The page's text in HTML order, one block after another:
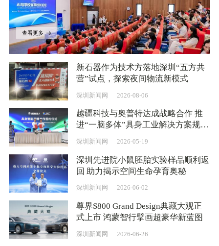
查看更多
新石器作为技术方落地深圳“五方共
营”试点，探索夜间物流新模式
深圳新闻网 2026-08-06
越疆科技与奥普特达成战略合作 推
进“一脑多体”具身工业解决方案规模
化应用
深圳新闻网 2026-05-19
深圳先进院小鼠胚胎实验样品顺利返
回 助力揭示空间生命孕育奥秘
深圳新闻网 2026-06-02
尊界S800 Grand Design典藏大观正
式上市 鸿蒙智行擘画超豪华新蓝图
深圳新闻网 2026-06-26